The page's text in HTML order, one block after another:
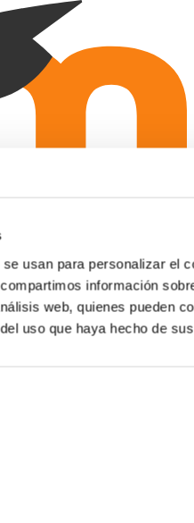
usan para personalizar el
información
web, quienes pueden
uso que haya hecho de
formación